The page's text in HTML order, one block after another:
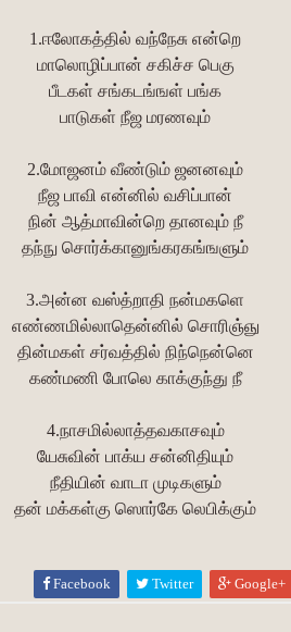
1.ஈலோகத்தில் வந்நேசு என்றெ
மாலொழிப்பான் சகிச்ச பெகு
பீடகள் சங்கடங்ஙள் பங்க
பாடுகள் நீஜ மரணவும்
2.மோஜனம் வீண்டும் ஜனனவும்
நீஜ பாவி என்னில் வசிப்பான்
நின் ஆத்மாவின்றெ தானவும் நீ
தந்நு சொர்க்கானுங்கரகங்ஙளும்
3.அன்ன வஸ்த்றாதி நன்மகளெ
எண்ணமில்லாதென்னில் சொரிஞ்ஞு
தின்மகள் சர்வத்தில் நிந்நென்னெ
கண்மணி போலெ காக்குந்து நீ
4.நாசமில்லாத்தவகாசவும்
யேசுவின் பாக்ய சன்னிதியும்
நீதியின் வாடா முடிகளும்
தன் மக்கள்கு ஸொர்கே லெபிக்கும்
Facebook Twitter Google+